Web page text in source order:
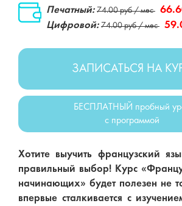
Печатный: 74.00 руб / мес
Цифровой: 74.00 руб / мес
ЗАПИСАТЬСЯ НА
БЕСПЛАТНЫЙ пробный
с программой
Хотите выучить французский
правильный выбор! Курс
начинающих» будет полезен не
впервые сталкивается с